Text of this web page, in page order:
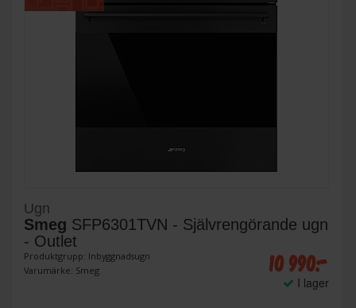
Ugn
Smeg SFP6301TVN - Självrengörande ugn
- Outlet
Produktgrupp: Inbyggnadsugn
Varumärke: Smeg
10 990:-
I lager